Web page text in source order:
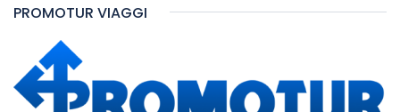
PROMOTUR VIAGGI